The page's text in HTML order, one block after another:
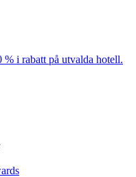
% i rabatt på utvalda hotell.